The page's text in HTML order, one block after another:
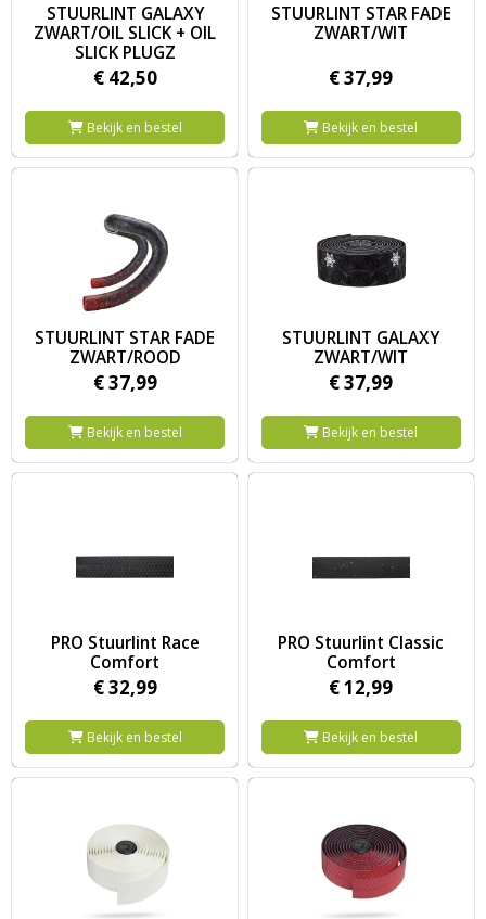
STUURLINT GALAXY
ZWART/OIL SLICK + OIL
SLICK PLUGZ
€ 42,50
Bekijk en bestel
STUURLINT STAR FADE
ZWART/WIT
€37,99
Bekijk en bestel
STUURLINT STAR FADE
ZWART/ROOD
€37,99
Bekijk en bestel
STUURLINT GALAXY
ZWART/WIT
€37,99
Bekijk en bestel
PRO Stuurlint Race
Comfort
€32,99
Bekijk en bestel
PRO Stuurlint Classic
Comfort
€12,99
Bekijk en bestel